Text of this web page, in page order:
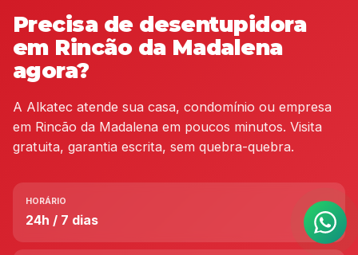
Precisa de desentupidora
em Rincão da Madalena
agora?
A Alkatec atende sua casa, condomínio ou empresa
em Rincão da Madalena em poucos minutos. Visita
gratuita, garantia escrita, sem quebra-quebra.
HORÁRIO
24h / 7 dias